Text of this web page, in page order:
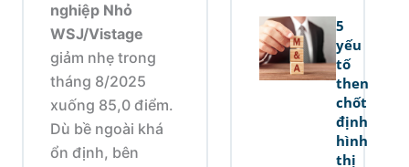
5
yếu
tố
then
chốt
định
hình
thị
nghiệp Nhỏ
WSJ/Vistage
giảm nhẹ trong
tháng 8/2025
xuống 85,0 điểm.
Dù bề ngoài khá
ổn định, bên